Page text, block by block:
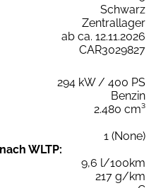
Schwarz
Zentrallager
ab ca. 12.11.2026
CAR3029827
294 kW / 400 PS
Benzin
2.480 cm³
1 (None)
WLTP:
9,6 l/100km
217 g/km